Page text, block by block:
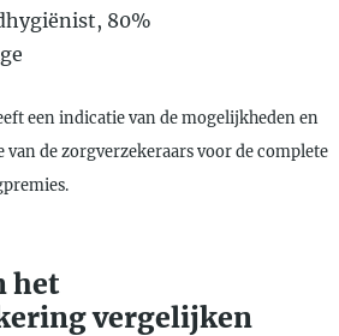
80%
een indicatie van de mogelijkheden en
van de zorgverzekeraars voor de complete
het
vergelijken